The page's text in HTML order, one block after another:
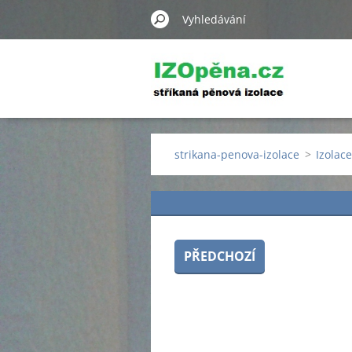
strikana-penova-izolace >
PŘEDCHOZÍ